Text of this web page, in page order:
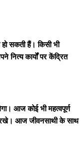
सकती हैं। किसी भी
कार्यों पर केंद्रित
आज कोई भी महत्वपूर्ण
रखे। आज जीवनसाथी के साथ